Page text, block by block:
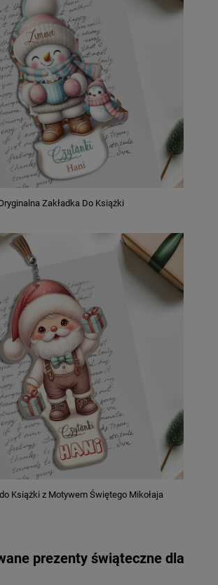
Zakładka Do Książki
Książki z Motywem Świętego Mikołaja
prezenty świąteczne dla